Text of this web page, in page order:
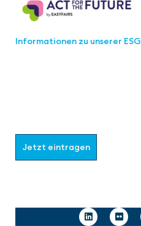
Informationen zu unserer
Jetzt eintragen